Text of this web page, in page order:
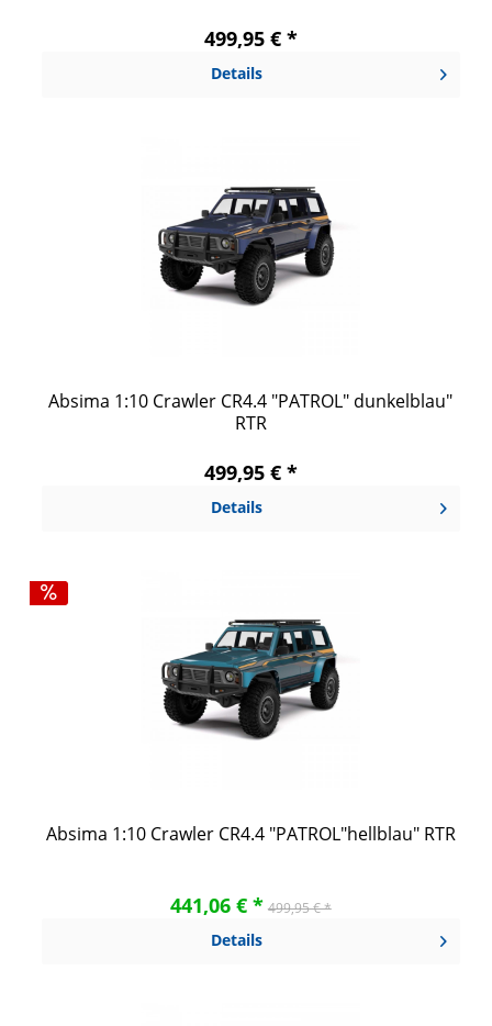
499,95 € *
Details
Absima 1:10 Crawler CR4.4 "PATROL" dunkelblau"
RTR
499,95 € *
Details
Absima 1:10 Crawler CR4.4 "PATROL"hellblau" RTR
441,06 € * 499,95 € *
Details